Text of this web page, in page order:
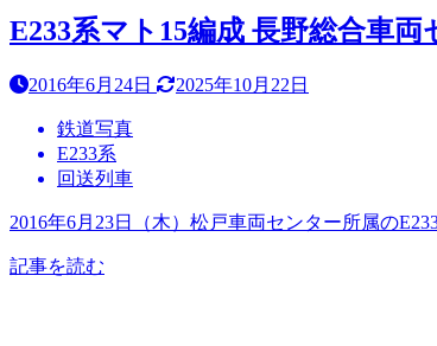
E233系マト15編成 長野総合車両
2016年6月24日 2025年10月22日
鉄道写真
E233系
回送列車
2016年6月23日（木）松戸車両センター所属の
記事を読む